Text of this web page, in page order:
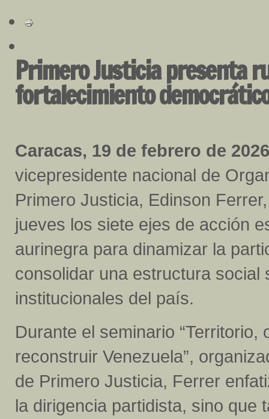
Primero Justicia presenta
fortalecimiento
Caracas, 19 de febrero de
vicepresidente nacional de
Primero Justicia, Edinson
jueves los siete ejes de acción
aurinegra para dinamizar la
consolidar una estructura
institucionales del país.
Durante el seminario
reconstruir Venezuela”,
de Primero Justicia, Ferrer
la dirigencia partidista, sino que